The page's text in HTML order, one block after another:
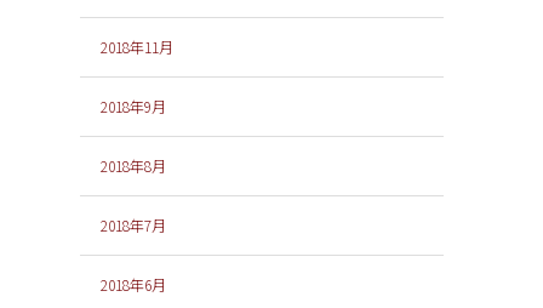
2018年11月
2018年9月
2018年8月
2018年7月
2018年6月